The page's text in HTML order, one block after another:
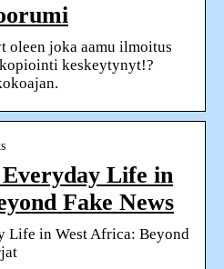
joka aamu ilmoitus
keskeytynyt!?
Life in
Fake News
Life in West Africa: Beyond